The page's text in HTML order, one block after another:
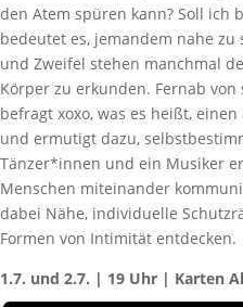
den Atem spüren kann? Soll ich
bedeutet es, jemandem nahe
und Zweifel stehen manchmal
Körper zu erkunden. Fernab
befragt xoxo, was es heißt,
und ermutigt dazu,
Tänzer*innen und ein Musiker
Menschen miteinander
dabei Nähe, individuelle
Formen von Intimität entdecken.
1.7. und 2.7. | 19 Uhr | Karten